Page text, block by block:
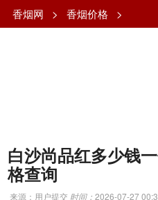
香烟网 > 香烟价格 >
白沙尚品红多少钱
格查询
来源：用户提交 时间：2026-07-27